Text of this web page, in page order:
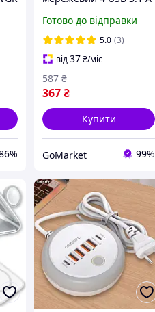
touch KeKe-F6C
Готово до відправки
5.0 (3)
від37₴/міс
367₴
587 ₴
Купити
GoMarket 99%